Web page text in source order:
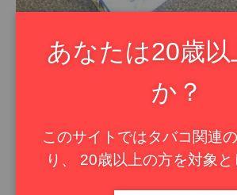
そんな「W.O.ラールセン」の創業は、今年151
慶応元年、実に江戸時代最末期に創業された訳
「ラールセン1864」って製品もあるんで、創業
創業152年目の今も出ているってスゴイねって
あなたは20歳以
か？
このサイトではタバコ関連
り、 20歳以上の方を対象